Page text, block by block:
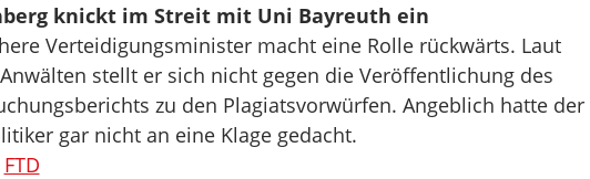
knickt im Streit mit Uni Bayreuth ein
Verteidigungsminister macht eine Rolle rückwärts. Laut
stellt er sich nicht gegen die Veröffentlichung des
zu den Plagiatsvorwürfen. Angeblich hatte der
gar nicht an eine Klage gedacht.
FTD